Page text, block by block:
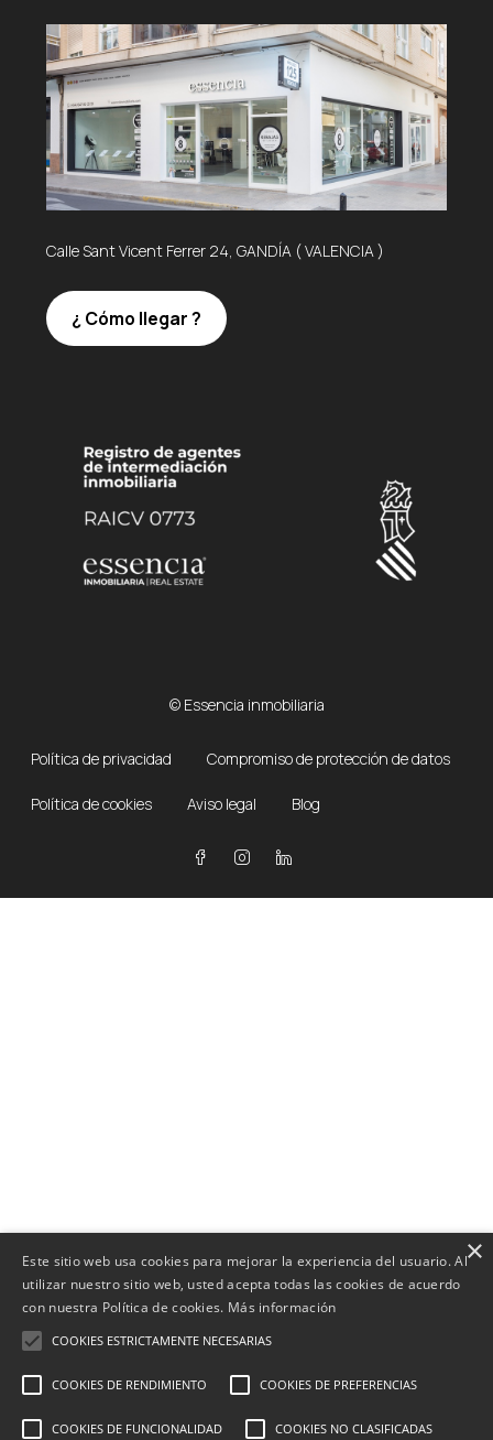
Calle Sant Vicent Ferrer 24, GANDÍA ( VALENCIA )
¿ Cómo llegar ?
© Essencia inmobiliaria
Política de privacidad Compromiso de protección de datos
Política de cookies Aviso legal Blog
×
Este sitio web usa cookies para mejorar la experiencia del usuario. Al
utilizar nuestro sitio web, usted acepta todas las cookies de acuerdo
con nuestra Política de cookies. Más información
COOKIES ESTRICTAMENTE NECESARIAS
COOKIES DE RENDIMIENTO COOKIES DE PREFERENCIAS
COOKIES DE FUNCIONALIDAD COOKIES NO CLASIFICADAS